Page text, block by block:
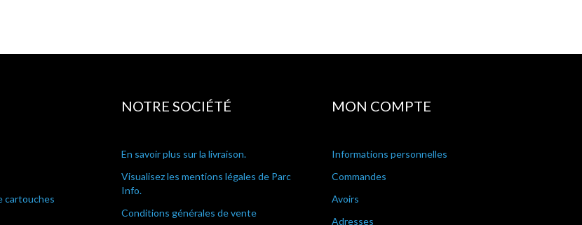
cartouches
NOTRE SOCIÉTÉ
En savoir plus sur la livraison.
Visualisez les mentions légales de Parc
Info.
Conditions générales de vente
MON COMPTE
Informations personnelles
Commandes
Avoirs
Adresses